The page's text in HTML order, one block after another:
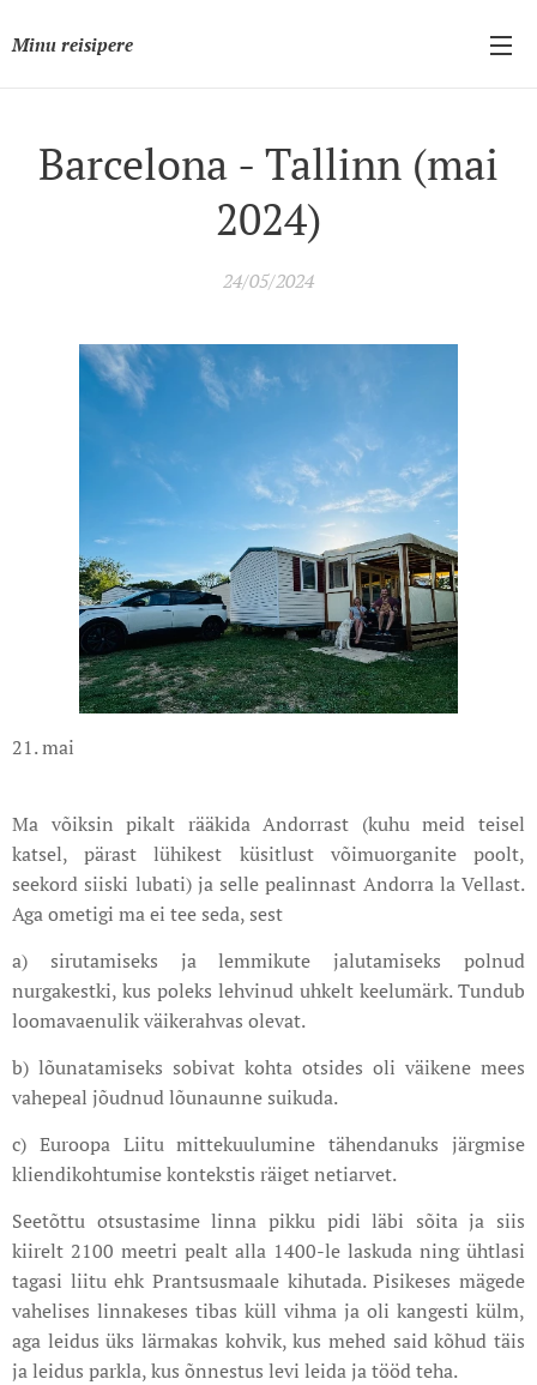
Minu reisipere
Barcelona - Tallinn (mai
2024)
24/05/2024
21. mai
Ma võiksin pikalt rääkida Andorrast (kuhu meid teisel
katsel, pärast lühikest küsitlust võimuorganite poolt,
seekord siiski lubati) ja selle pealinnast Andorra la Vellast.
Aga ometigi ma ei tee seda, sest
a) sirutamiseks ja lemmikute jalutamiseks polnud
nurgakestki, kus poleks lehvinud uhkelt keelumärk. Tundub
loomavaenulik väikerahvas olevat.
b) lõunatamiseks sobivat kohta otsides oli väikene mees
vahepeal jõudnud lõunaunne suikuda.
c) Euroopa Liitu mittekuulumine tähendanuks järgmise
kliendikohtumise kontekstis räiget netiarvet.
Seetõttu otsustasime linna pikku pidi läbi sõita ja siis
kiirelt 2100 meetri pealt alla 1400-le laskuda ning ühtlasi
tagasi liitu ehk Prantsusmaale kihutada. Pisikeses mägede
vahelises linnakeses tibas küll vihma ja oli kangesti külm,
aga leidus üks lärmakas kohvik, kus mehed said kõhud täis
ja leidus parkla, kus õnnestus levi leida ja tööd teha.